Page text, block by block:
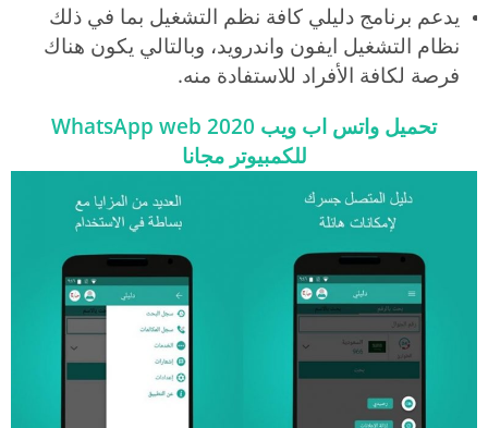
يدعم برنامج دليلي كافة نظم التشغيل بما في ذلك
نظام التشغيل ايفون واندرويد، وبالتالي يكون هناك
فرصة لكافة الأفراد للاستفادة منه.
تحميل واتس اب ويب WhatsApp web 2020
للكمبيوتر مجانا